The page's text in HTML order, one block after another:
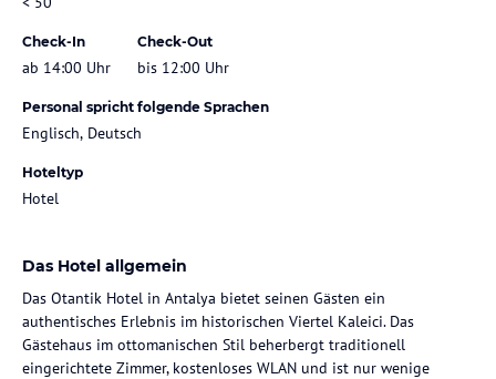
Check-In
ab 14:00 Uhr
Check-Out
bis 12:00 Uhr
Personal spricht folgende Sprachen
Englisch, Deutsch
Hoteltyp
Hotel
Das Hotel allgemein
Das Otantik Hotel in Antalya bietet seinen Gästen ein
authentisches Erlebnis im historischen Viertel Kaleici. Das
Gästehaus im ottomanischen Stil beherbergt traditionell
eingerichtete Zimmer, kostenloses WLAN und ist nur wenige